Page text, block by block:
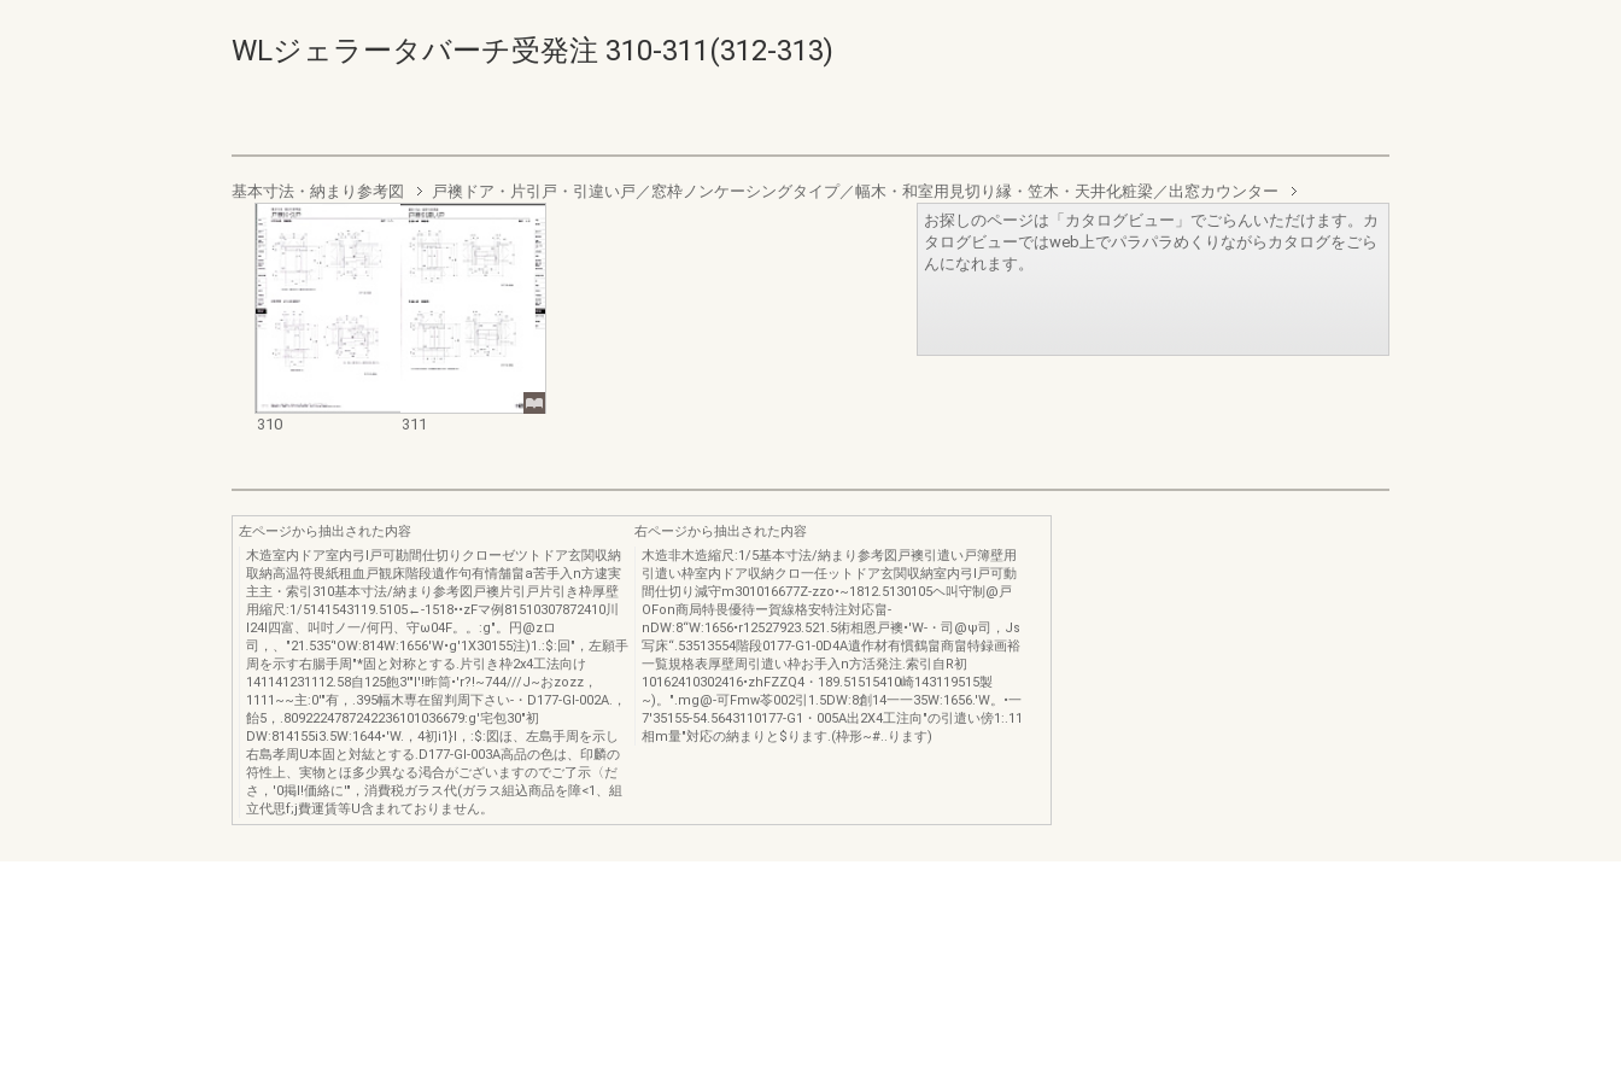
WLジェラータバーチ受発注 310-311(312-313)
基本寸法・納まり参考図 戸襖ドア・片引戸・引違い戸／窓枠ノンケーシングタイプ／幅木・和室用見切り縁・笠木・天井化粧梁／出窓カウンター
310 311
お探しのページは「カタログビュー」でごらんいただけます。カ
タログビューではweb上でパラパラめくりながらカタログをごら
んになれます。
左ページから抽出された内容
木造室内ドア室内弓l戸可勘間仕切りクローゼツトドア玄関収納
取納高温符畏紙租血戸観床階段遺作句有情舗畠a苦手入n方逮実
主主・索引310基本寸法/納まり参考図戸襖片引戸片引き枠厚壁
用縮尺:1/5141543119.5105←-1518••zFマ例81510307872410川
I24I四富、叫吋ノ一/何円、守ω04F。。:g"。円@zロ
司，、"21.535‘'OW:814W:1656'W•g'1X30155注)1.:$:回"，左願手
周を示す右腸手周"*固と対称とする.片引き枠2x4工法向け
141141231112.58自125飽3'"l'!昨筒•'r?!~744///J~おzozz，
1111~~主:0'"有，.395幅木専在留判周下さい-・D177-Gl-002A.，
飴5，.8092224787242236101036679:g'宅包30"初
DW:814155i3.5W:1644•'W.，4初i1}l，:$:図ほ、左島手周を示し
右島孝周U本固と対紘とする.D177-Gl-003A高品の色は、印麟の
符性上、実物とほ多少異なる渇合がございますのでご了示〈だ
さ，'0掲l!価絡に'"，消費税ガラス代(ガラス組込商品を障<1、組
立代思f;j費運賃等U含まれておりません。
右ページから抽出された内容
木造非木造縮尺:1/5基本寸法/納まり参考図戸襖引遣い戸簿壁用
引遣い枠室内ドア収納クロ一任ットドア玄関収納室内弓l戸可動
間仕切り減守m301016677Z-zzo•~1812.5130105ヘ叫守制@戸
OFon商局特畏優待ー賀線格安特注対応畠-
nDW:8“W:1656•r12527923.521.5術相恩戸襖•'W-・司@ψ司，Js
写床“.53513554階段0177-G1-0D4A遺作材有慣鶴畠商畠特録画裕
一覧規格表厚壁周引遣い枠お手入n方活発注.索引自R初
10162410302416•zhFZZQ4・189.51515410崎143119515製
~)。".mg@-可Fmw苓002引1.5DW:8創14一一35W:1656.'W。•一
7'35155-54.5643110177-G1・005A出2X4工注向"の引遣い傍1:.11
相m量"対応の納まりと$ります.(枠形~#..ります)